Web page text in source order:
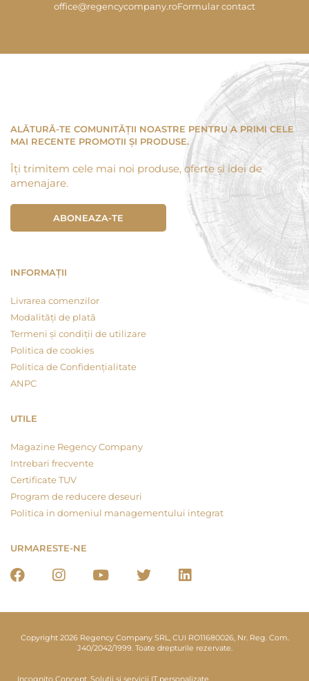
office@regencycompany.roFormular contact
ALĂTURĂ-TE COMUNITĂȚII NOASTRE PENTRU A PRIMI CELE
MAI RECENTE PROMOTII ȘI PRODUSE.
Îți trimitem cele mai noi produse, oferte și idei de
amenajare.
ABONEAZA-TE
INFORMAȚII
Livrarea comenzilor
Modalități de plată
Termeni și condiții de utilizare
Politica de cookies
Politica de Confidențialitate
ANPC
UTILE
Magazine Regency Company
Intrebari frecvente
Certificate TUV
Program de reducere deseuri
Politica in domeniul managementului integrat
URMARESTE-NE
Copyright 2026 Regency Company SRL, CUI RO11680026, Nr. Reg. Com.
J40/2042/1999. Toate drepturile rezervate.